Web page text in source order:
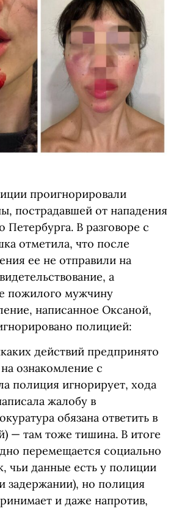
проигнорировали
пострадавшей от нападения
В разговоре с
отметила, что после
ее не отправили на
а
пожилого мужчину
написанное Оксаной,
полицией:
действий предпринято
ознакомление с
полиция игнорирует, хода
жалобу в
обязана ответить в
— там тоже тишина. В итоге
перемещается социально
чьи данные есть у полиции
задержании), но полиция
и даже напротив,